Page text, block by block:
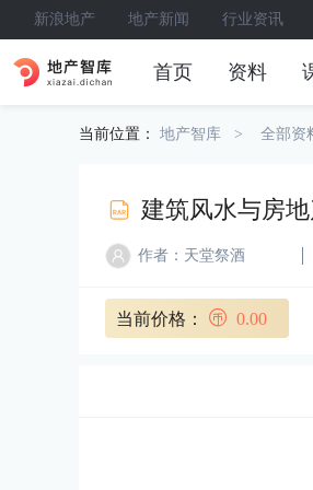
新浪地产 地产新闻 行业资讯
首页 资料
当前位置： 地产智库 全部资
建筑风水与房
作者：天堂祭酒
当前价格： 0.00